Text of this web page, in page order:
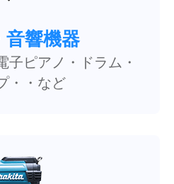
音響機器
子ピアノ・ドラム・
・・など